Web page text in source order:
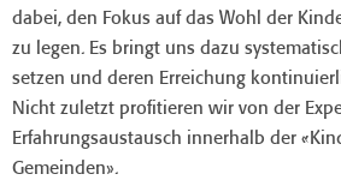
dabei, den Fokus auf das Wohl der
zu legen. Es bringt uns dazu
setzen und deren Erreichung
Nicht zuletzt profitieren wir von der
Erfahrungsaustausch innerhalb der
Gemeinden».